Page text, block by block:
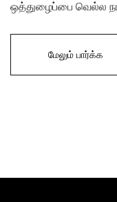
ஒத்துழைப்பை வெல்ல
மேலும் பார்க்க